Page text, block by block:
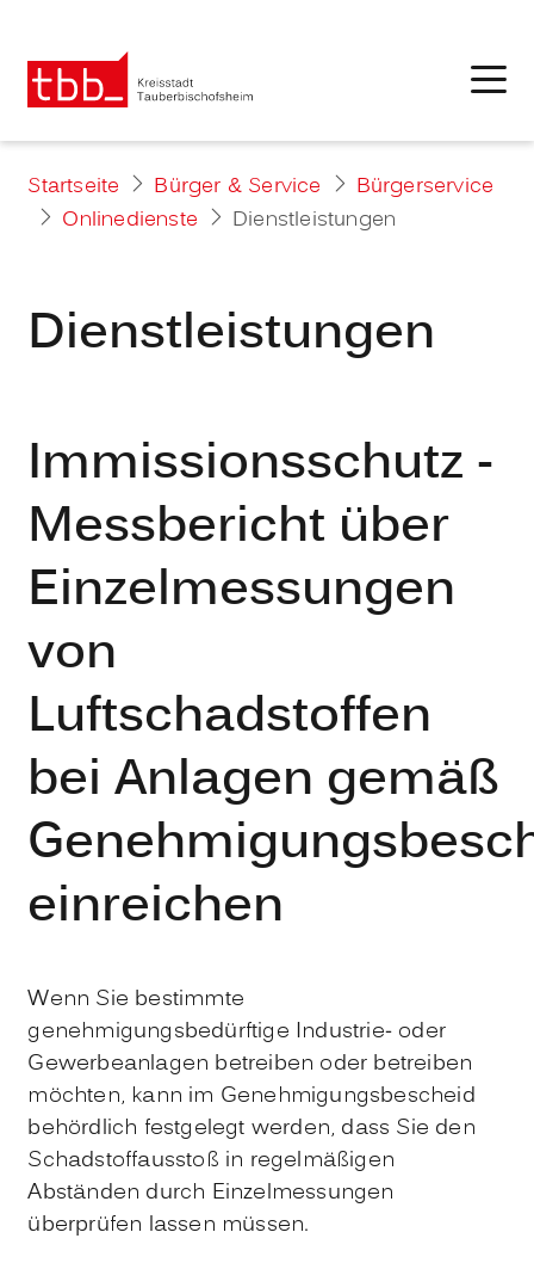
Startseite Bürger & Service
Bürgerservice
Onlinedienste
Dienstleistungen
Dienstleistungen
Immissionsschutz -
Messbericht über
Einzelmessungen
von
Luftschadstoffen
bei Anlagen gemäß
einreichen
Wenn Sie bestimmte
genehmigungsbedürftige Industrie- oder
Gewerbeanlagen betreiben oder betreiben
möchten, kann im Genehmigungsbescheid
behördlich festgelegt werden, dass Sie den
Schadstoffausstoß in regelmäßigen
Abständen durch Einzelmessungen
überprüfen lassen müssen.